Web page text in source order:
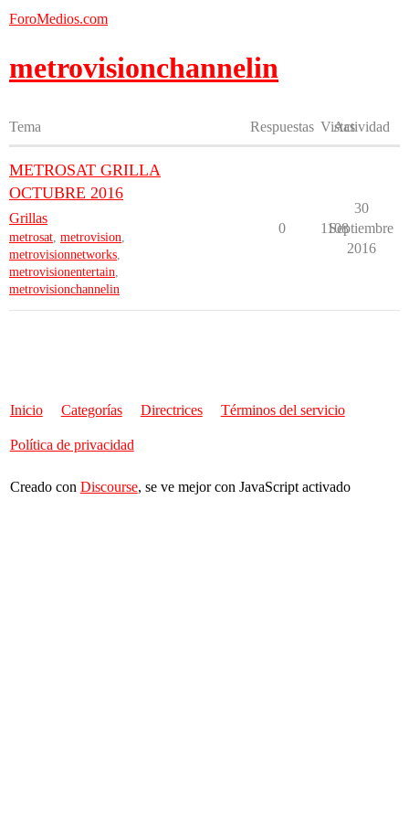
ForoMedios.com
metrovisionchannelin
Tema Respuestas Vistas
Actividad
METROSAT GRILLA
OCTUBRE 2016
Grillas
metrosat, metrovision,
metrovisionnetworks,
metrovisionentertain,
metrovisionchannelin
0 1108
30
Septiembre
2016
Inicio Categorías Directrices Términos del servicio
Política de privacidad
Creado con Discourse, se ve mejor con JavaScript activado